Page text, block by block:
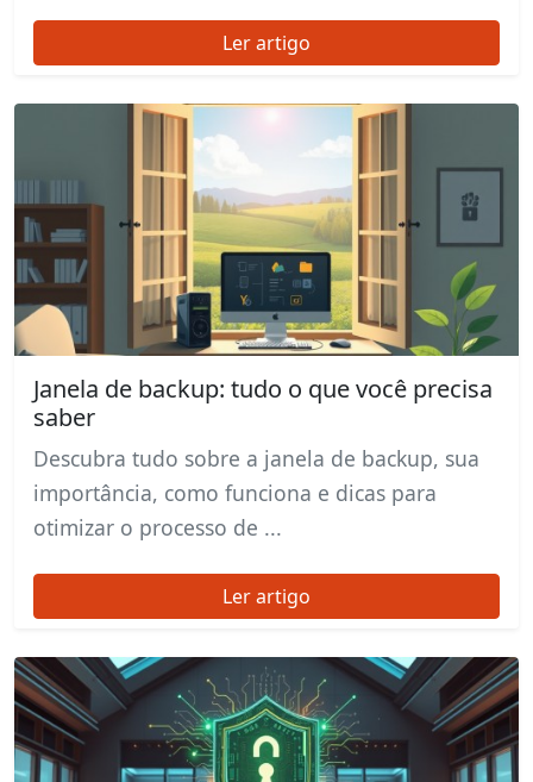
Ler artigo
Janela de backup: tudo o que você precisa
saber
Descubra tudo sobre a janela de backup, sua
importância, como funciona e dicas para
otimizar o processo de ...
Ler artigo